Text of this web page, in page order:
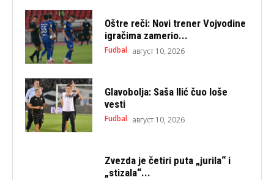
Oštre reči: Novi trener Vojvodine
igračima zamerio...
Fudbal август 10, 2026
Glavobolja: Saša Ilić čuo loše
vesti
Fudbal август 10, 2026
Zvezda je četiri puta „jurila“ i
„stizala“...